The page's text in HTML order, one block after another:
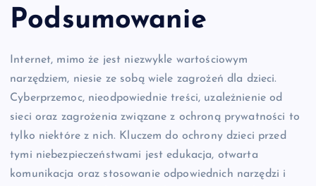
Podsumowanie
Internet, mimo że jest niezwykle wartościowym
narzędziem, niesie ze sobą wiele zagrożeń dla dzieci.
Cyberprzemoc, nieodpowiednie treści, uzależnienie od
sieci oraz zagrożenia związane z ochroną prywatności to
tylko niektóre z nich. Kluczem do ochrony dzieci przed
tymi niebezpieczeństwami jest edukacja, otwarta
komunikacja oraz stosowanie odpowiednich narzędzi i